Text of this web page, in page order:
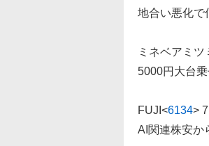
地合い悪化で
ミネベアミツ
5000円大台乗
FUJI <6134>
AI関連株安か